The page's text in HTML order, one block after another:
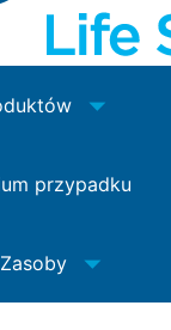
przypadku
Zasoby